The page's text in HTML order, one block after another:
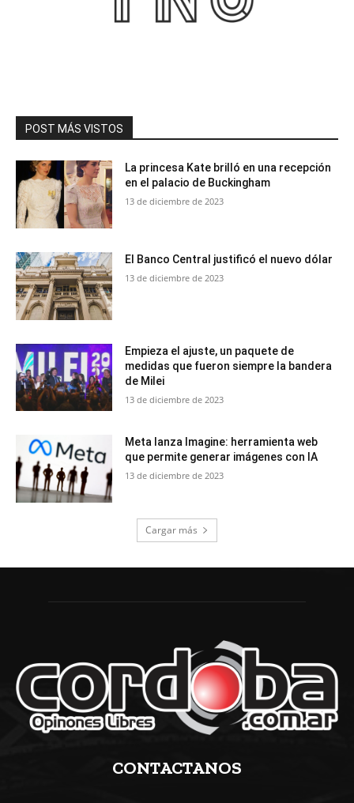
POST MÁS VISTOS
La princesa Kate brilló en una recepción
en el palacio de Buckingham
13 de diciembre de 2023
El Banco Central justificó el nuevo dólar
13 de diciembre de 2023
Empieza el ajuste, un paquete de
medidas que fueron siempre la bandera
de Milei
13 de diciembre de 2023
Meta lanza Imagine: herramienta web
que permite generar imágenes con IA
13 de diciembre de 2023
Cargar más
CONTACTANOS